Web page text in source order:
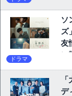
ソ
ズ
友
に
ドラマ
デ